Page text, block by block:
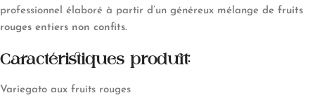
professionnel élaboré à partir d’un généreux mélange de fruits
rouges entiers non confits.
Caractéristiques produit:
Variegato aux fruits rouges